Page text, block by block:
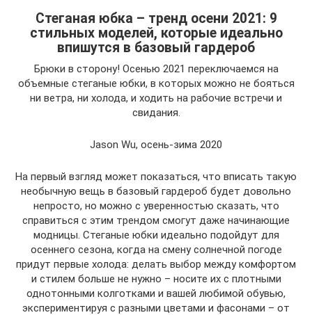
Стеганая юбка – тренд осени 2021: 9
стильных моделей, которые идеально
впишутся в базовый гардероб
Брюки в сторону! Осенью 2021 переключаемся на
объемные стеганые юбки, в которых можно не бояться
ни ветра, ни холода, и ходить на рабочие встречи и
свидания.
Jason Wu, осень-зима 2020
На первый взгляд может показаться, что вписать такую
необычную вещь в базовый гардероб будет довольно
непросто, но можно с уверенностью сказать, что
справиться с этим трендом смогут даже начинающие
модницы. Стеганые юбки идеально подойдут для
осеннего сезона, когда на смену солнечной погоде
придут первые холода: делать выбор между комфортом
и стилем больше не нужно – носите их с плотными
однотонными колготками и вашей любимой обувью,
экспериментируя с разными цветами и фасонами – от